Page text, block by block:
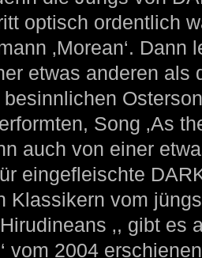
optisch ordentlich
‚Morean‘.
etwas anderen als
Song ‚As
auch von einer
eingefleischte
Klassikern vom
‚, gibt
vom 2004